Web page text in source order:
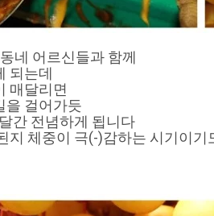
네 어르신들과 함께
되는데
매달리면
을 걸어가듯
간 전념하게 됩니다
지 체중이 극(-)감하는 시기이기